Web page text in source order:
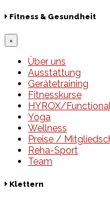
Fitness & Gesundheit
×
Über uns
Ausstattung
Gerätetraining
Fitnesskurse
HYROX/
Yoga
Wellness
Preise /
Reha-Sport
Team
Klettern